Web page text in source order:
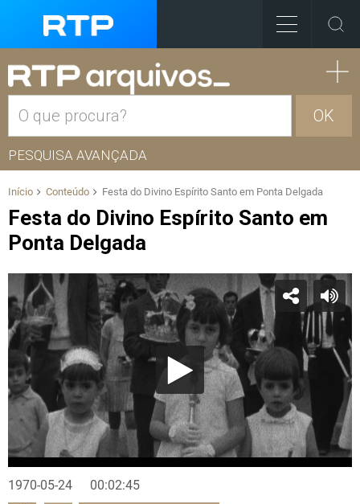
OK
PESQUISA AVANÇADA
Início Conteúdo Festa do Divino Espírito Santo em Ponta Delgada
Festa do Divino Espírito Santo em
Ponta Delgada
1970-05-24 00:02:45